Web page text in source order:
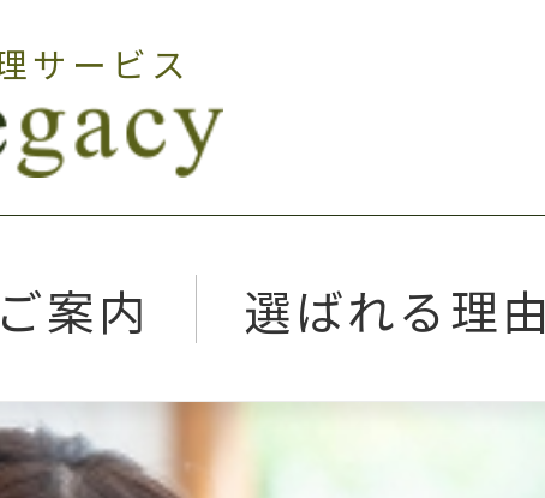
サービス
案内 選ばれる理由